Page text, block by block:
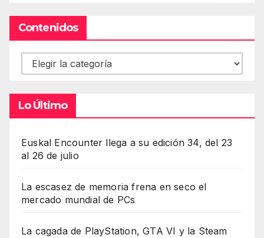
Contenidos
Contenidos
Lo Último
Euskal Encounter llega a su edición 34, del 23
al 26 de julio
La escasez de memoria frena en seco el
mercado mundial de PCs
La cagada de PlayStation, GTA VI y la Steam